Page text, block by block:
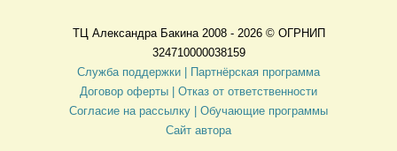
ТЦ Александра Бакина 2008 - 2026 © ОГРНИП
324710000038159
Служба поддержки |
Партнёрская программа
Договор оферты
| Отказ от ответственности
Согласие на рассылку | Обучающие программы
Сайт автора